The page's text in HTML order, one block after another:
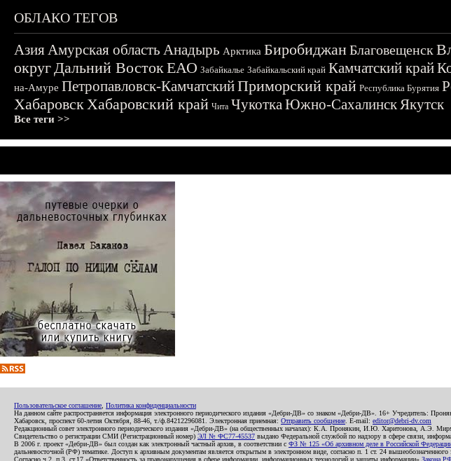
ОБЛАКО ТЕГОВ
АзияАмурская область Анадырь Арктика БиробиджанБлаговещенск
округДальний ВостокЕАО Забайкалье Забайкальский край Камчатский край
на-Амуре Петропавловск-КамчатскийПриморский край Республика Бурятия
ХабаровскХабаровский край Чита ЧукоткаЮжно-СахалинскЯкутск
Все теги >>
Пользовательское соглашение Политика конфиденциальности
На данном сайте распространяется информация электронного периодического издания «Дебри-ДВ» со знаком «Дебри-ДВ». 16+ Учредитель:
Хабаровск, проспект 60-летия Октября, 88-46, т./ф.84212296081. Электронная приемная: Отправить сообщение . E-mail: editor@debri-dv.com
Редакционный совет электронного периодического издания «Дебри-ДВ» (на общественных началах): К.А. Пронякин, И.Ю.
Свидетельство о регистрации СМИ (Регистрационный номер) ЭЛ № ФС77-45537 выдано Федеральной службой по надзору в сфере связи,
В 2006 г. проект «Дебри-ДВ» был создан как электронный частный архив, в соответствии с ФЗ № 125 «Об архивном деле в Российской
дальневосточной (РФ) тематике. Доступ к архивным документам является открытым в электронном виде, согласно п. 1 ст. 24
Согласно ч.2. п.3. ст.17 «Ответственность за правонарушения в сфере информации, информационных технологий и защиты информации» Закона